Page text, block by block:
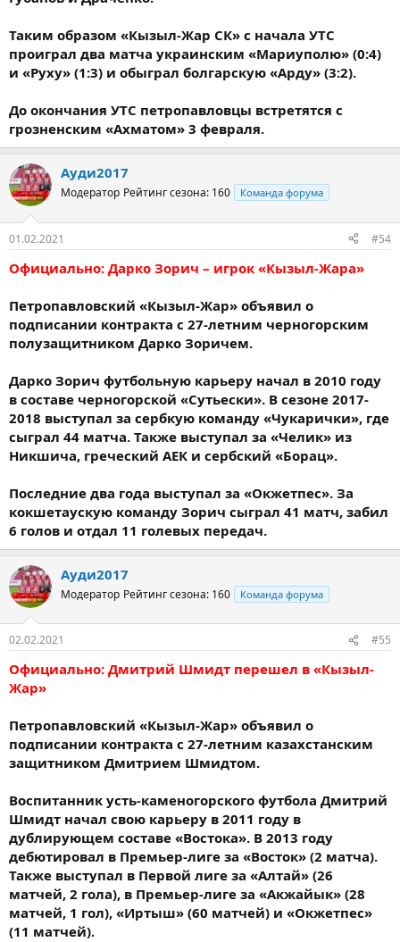
Таким образом «Кызыл-Жар СК» с начала УТС
проиграл два матча украинским «Мариуполю» (0:4)
и «Руху» (1:3) и обыграл болгарскую «Арду» (3:2).
До окончания УТС петропавловцы встретятся с
грозненским «Ахматом» 3 февраля.
Ауди2017
Модератор Рейтинг сезона: 160 Команда форума
01.02.2021 #54
Официально: Дарко Зорич – игрок «Кызыл-Жара»
Петропавловский «Кызыл-Жар» объявил о
подписании контракта с 27-летним черногорским
полузащитником Дарко Зоричем.
Дарко Зорич футбольную карьеру начал в 2010 году
в составе черногорской «Сутьески». В сезоне 2017-
2018 выступал за сербкую команду «Чукарички», где
сыграл 44 матча. Также выступал за «Челик» из
Никшича, греческий АЕК и сербский «Борац».
Последние два года выступал за «Окжетпес». За
кокшетаускую команду Зорич сыграл 41 матч, забил
6 голов и отдал 11 голевых передач.
Ауди2017
Модератор Рейтинг сезона: 160 Команда форума
02.02.2021 #55
Официально: Дмитрий Шмидт перешел в «Кызыл-
Жар»
Петропавловский «Кызыл-Жар» объявил о
подписании контракта с 27-летним казахстанским
защитником Дмитрием Шмидтом.
Воспитанник усть-каменогорского футбола Дмитрий
Шмидт начал свою карьеру в 2011 году в
дублирующем составе «Востока». В 2013 году
дебютировал в Премьер-лиге за «Восток» (2 матча).
Также выступал в Первой лиге за «Алтай» (26
матчей, 2 гола), в Премьер-лиге за «Акжайык» (28
матчей, 1 гол), «Иртыш» (60 матчей) и «Окжетпес»
(11 матчей).